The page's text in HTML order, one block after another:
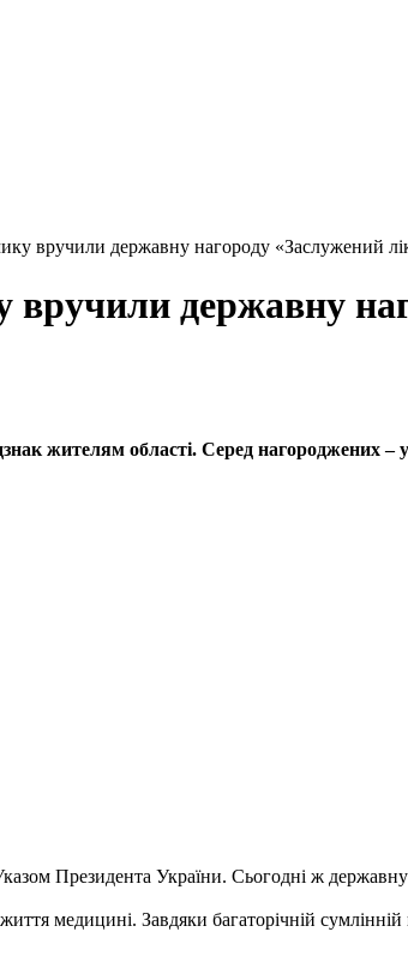
вручили державну нагороду «Заслужений
державну
жителям області. Серед нагороджених
Президента України. Сьогодні ж
медицині. Завдяки багаторічній сумлінній